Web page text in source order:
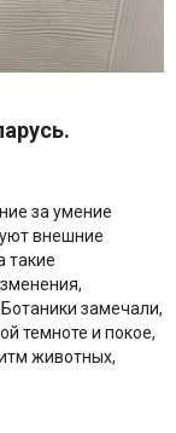
за умение
внешние
такие
замечали,
темноте и покое,
животных,